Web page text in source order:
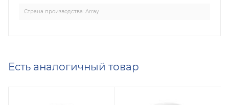
Страна производства: Array
Есть аналогичный товар